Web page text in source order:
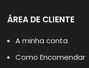
ÁREA DE CLIENTE
A minha conta
Como Encomendar